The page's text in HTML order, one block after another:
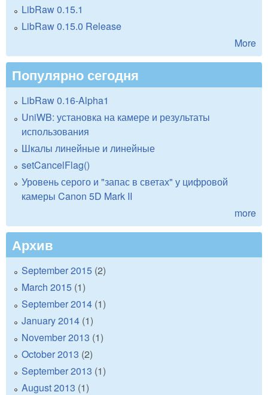
LibRaw 0.15.1
LibRaw 0.15.0 Release
More
Популярно сегодня
LibRaw 0.16-Alpha1
UniWB: установка на камере и результаты
использования
Шкалы линейные и линейные
setCancelFlag()
Уровень серого и "запас в светах" у цифровой
камеры Canon 5D Mark II
more
Архив
September 2015 (2)
March 2015 (1)
September 2014 (1)
January 2014 (1)
November 2013 (1)
October 2013 (2)
September 2013 (1)
August 2013 (1)